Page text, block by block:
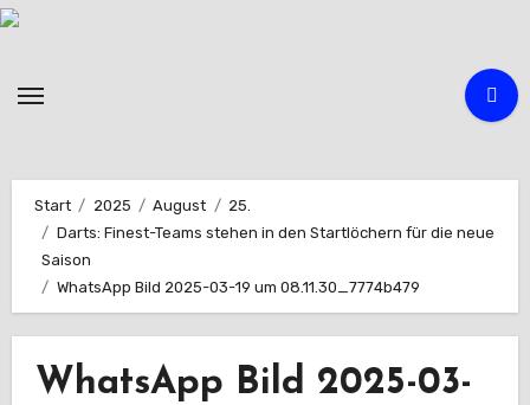
Zum
Start 2025 August
25.
Darts: Finest-Teams stehen in den Startlöchern für die neue
Saison
WhatsApp Bild 2025-03-19 um 08.11.30_7774b479
WhatsApp Bild 2025-03-